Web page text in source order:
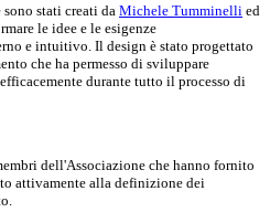
stati creati da Michele Tumminelli ed
le idee e le esigenze
e intuitivo. Il design è stato progettato
che ha permesso di sviluppare
durante tutto il processo di
dell'Associazione che hanno fornito
attivamente alla definizione dei